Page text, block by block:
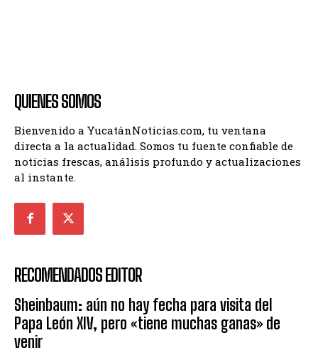
QUIENES SOMOS
Bienvenido a YucatánNoticias.com, tu ventana
directa a la actualidad. Somos tu fuente confiable de
noticias frescas, análisis profundo y actualizaciones
al instante.
RECOMENDADOS EDITOR
Sheinbaum: aún no hay fecha para visita del
Papa León XIV, pero «tiene muchas ganas» de
venir